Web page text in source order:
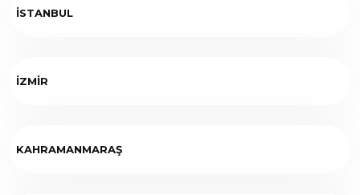
İSTANBUL
İZMİR
KAHRAMANMARAŞ